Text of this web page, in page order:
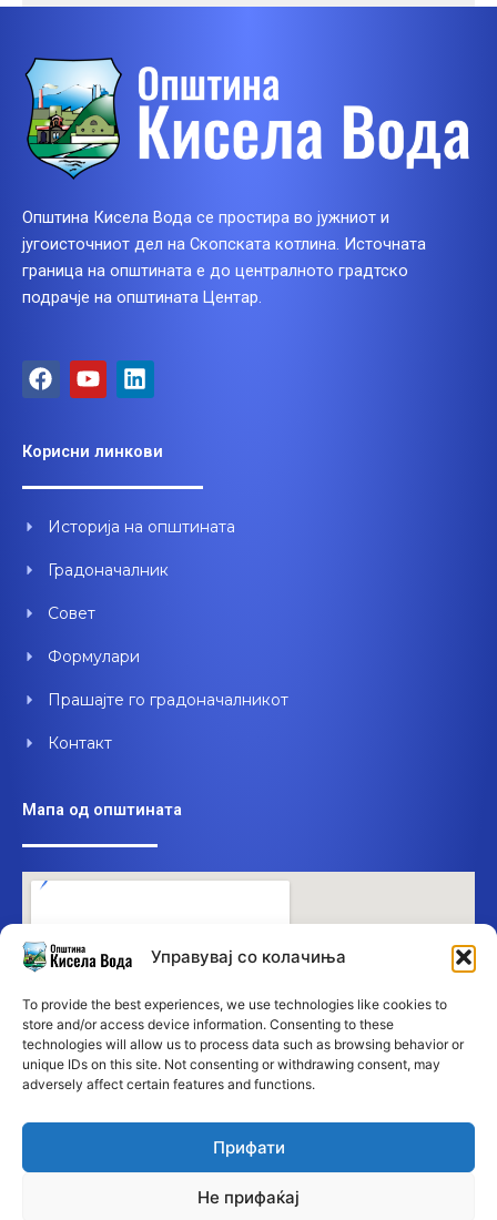
Управувај со колачиња
To provide the best experiences, we use technologies like cookies to
store and/or access device information. Consenting to these
technologies will allow us to process data such as browsing behavior or
unique IDs on this site. Not consenting or withdrawing consent, may
adversely affect certain features and functions.
Прифати
Не прифаќај
Општина Кисела Вода се простира во јужниот и
југоисточниот дел на Скопската котлина. Источната
граница на општината е до централното градтско
подрачје на општината Центар.
F
a
e
b
o
k
Y
o
t
u
b
L
i
k
e
d
n
Корисни линкови
Историја на општината
Градоначалник
Совет
Формулари
Прашајте го градоначалникот
Контакт
Мапа од општината